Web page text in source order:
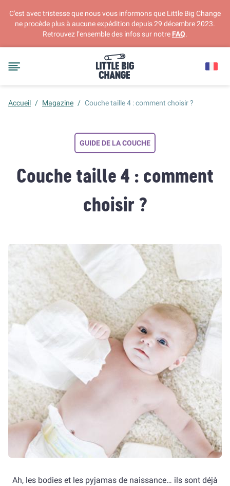
C'est avec tristesse que nous vous informons que Little Big Change
ne procède plus à aucune expédition depuis 29 décembre 2023.
Retrouvez l’ensemble des infos sur notre FAQ.
Accueil / Magazine / Couche taille 4 : comment choisir ?
GUIDE DE LA COUCHE
Couche taille 4 : comment
choisir ?
Ah, les bodies et les pyjamas de naissance… ils sont déjà